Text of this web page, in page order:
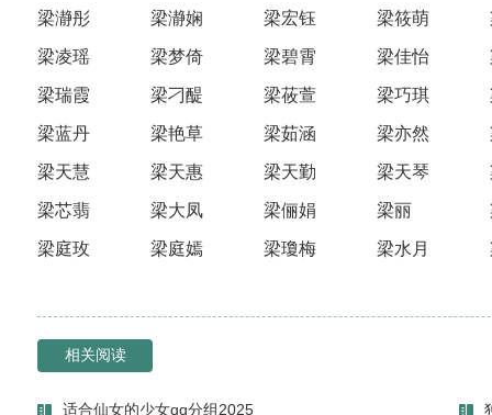
梁瀞彤 梁瀞娴 梁宏钰 梁筱萌
梁凌瑶 梁梦倚 梁碧霄 梁佳怡
梁瑞霞 梁刁醍 梁莜萱 梁巧琪
梁蓝丹 梁艳草 梁茹涵 梁亦然
梁天慧 梁天惠 梁天勤 梁天琴
梁芯翡 梁大凤 梁俪娟 梁丽
梁庭玫 梁庭嫣 梁瓊梅 梁水月
相关阅读
适合仙女的少女qq分组2025